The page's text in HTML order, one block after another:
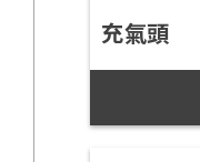
充氣頭